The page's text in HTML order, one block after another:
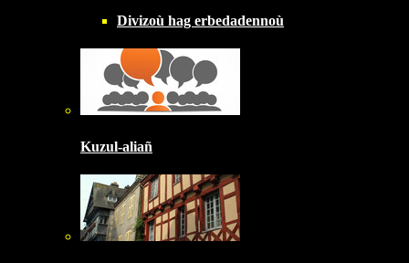
Divizoù hag erbedadennoù
Kuzul-aliañ